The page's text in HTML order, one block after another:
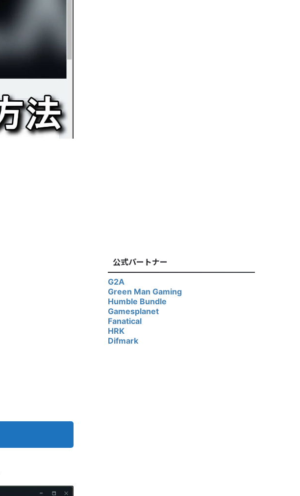
公式パートナー
G2A
Green Man Gaming
Humble Bundle
Gamesplanet
Fanatical
HRK
Difmark